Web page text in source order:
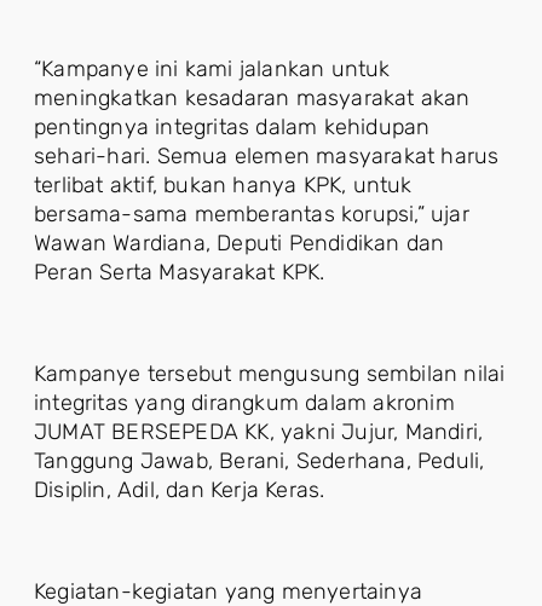
“Kampanye ini kami jalankan untuk
meningkatkan kesadaran masyarakat akan
pentingnya integritas dalam kehidupan
sehari-hari. Semua elemen masyarakat harus
terlibat aktif, bukan hanya KPK, untuk
bersama-sama memberantas korupsi,” ujar
Wawan Wardiana, Deputi Pendidikan dan
Peran Serta Masyarakat KPK.
Kampanye tersebut mengusung sembilan nilai
integritas yang dirangkum dalam akronim
JUMAT BERSEPEDA KK, yakni Jujur, Mandiri,
Tanggung Jawab, Berani, Sederhana, Peduli,
Disiplin, Adil, dan Kerja Keras.
Kegiatan-kegiatan yang menyertainya